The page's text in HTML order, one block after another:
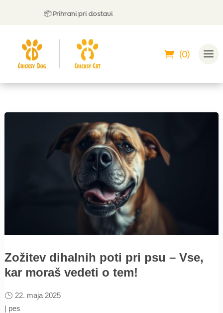
📦 Prihrani pri dostavi
(0)
Zožitev dihalnih poti pri psu – Vse,
kar moraš vedeti o tem!
22. maja 2025
| pes